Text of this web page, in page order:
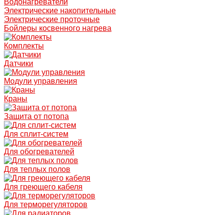
Водонагреватели
Электрические накопительные
Электрические проточные
Бойлеры косвенного нагрева
Комплекты
Датчики
Модули управления
Краны
Защита от потопа
Для сплит-систем
Для обогревателей
Для теплых полов
Для греющего кабеля
Для терморегуляторов